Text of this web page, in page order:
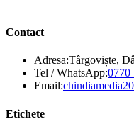
Contact
Adresa:Târgoviște,
Tel / WhatsApp:0770
Email:
Etichete